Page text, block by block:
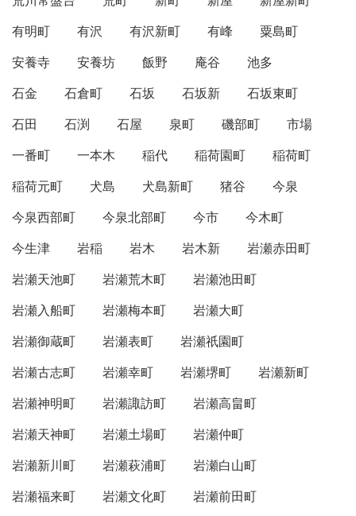
有明町
有沢 有沢新町 有峰
粟島町
安養寺
安養坊 飯野 庵谷
池多
石金
石倉町 石坂 石坂新
石坂東町
石田
石渕 石屋 泉町 磯部町
市場
一番町
一本木 稲代 稲荷園町
稲荷町
稲荷元町
犬島 犬島新町 猪谷
今泉
今泉西部町
今泉北部町 今市
今木町
今生津
岩稲 岩木 岩木新
岩瀬赤田町
岩瀬天池町
岩瀬荒木町
岩瀬池田町
岩瀬入船町
岩瀬梅本町
岩瀬大町
岩瀬御蔵町
岩瀬表町
岩瀬祇園町
岩瀬古志町
岩瀬幸町 岩瀬堺町
岩瀬新町
岩瀬神明町
岩瀬諏訪町
岩瀬高畠町
岩瀬天神町
岩瀬土場町
岩瀬仲町
岩瀬新川町
岩瀬萩浦町
岩瀬白山町
岩瀬福来町
岩瀬文化町
岩瀬前田町